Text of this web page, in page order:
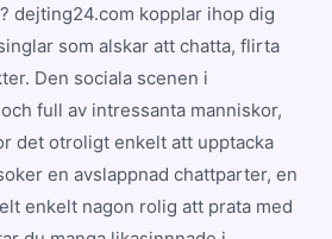
dejting24.com kopplar ihop dig
som alskar att chatta, flirta
Den sociala scenen i
full av intressanta manniskor,
det otroligt enkelt att upptacka
en avslappnad chattparter, en
enkelt nagon rolig att prata med